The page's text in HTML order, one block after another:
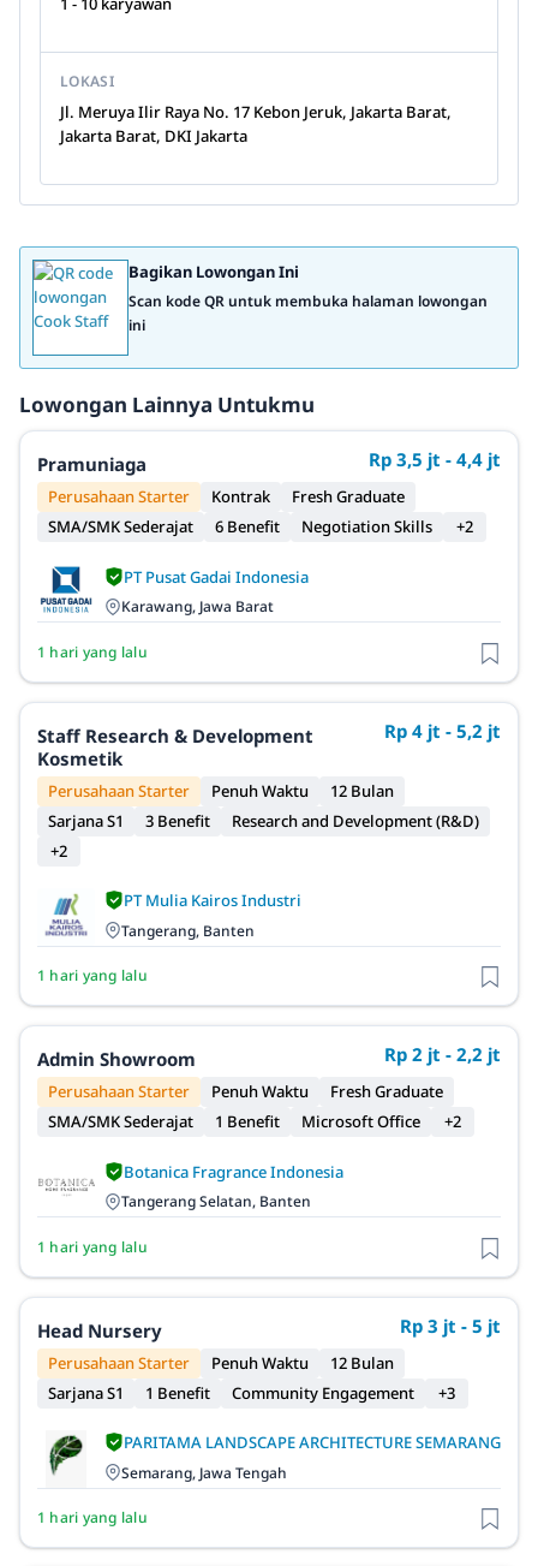
LOKASI
Jl. Meruya Ilir Raya No. 17 Kebon Jeruk, Jakarta Barat,
Jakarta Barat, DKI Jakarta
Bagikan Lowongan Ini
Scan kode QR untuk membuka halaman lowongan
ini
Lowongan Lainnya Untukmu
Pramuniaga Rp 3,5 jt - 4,4 jt
Perusahaan Starter Kontrak
Fresh Graduate
SMA/SMK Sederajat
6 Benefit Negotiation Skills +2
PT Pusat Gadai Indonesia
Karawang, Jawa Barat
1 hari yang lalu
Staff Research & Development
Kosmetik
Rp 4 jt - 5,2 jt
Perusahaan Starter Penuh Waktu
12 Bulan
Sarjana S1
3 Benefit
Research and Development (R&D)
+2
PT Mulia Kairos Industri
Tangerang, Banten
1 hari yang lalu
Admin Showroom Rp 2 jt - 2,2 jt
Perusahaan Starter Penuh Waktu
Fresh Graduate
SMA/SMK Sederajat
1 Benefit Microsoft Office +2
Botanica Fragrance Indonesia
Tangerang Selatan, Banten
1 hari yang lalu
Head Nursery Rp 3 jt - 5 jt
Perusahaan Starter Penuh Waktu
12 Bulan
Sarjana S1
1 Benefit Community Engagement +3
PARITAMA LANDSCAPE ARCHITECTURE SEMARANG
Semarang, Jawa Tengah
1 hari yang lalu